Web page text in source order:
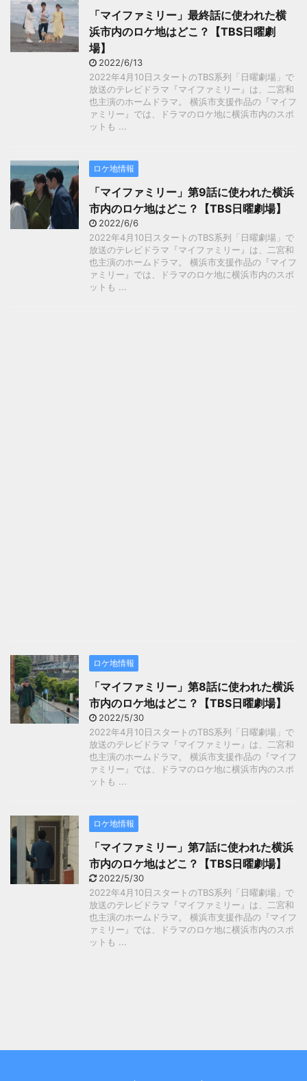
「マイファミリー」最終話に使われた横
浜市内のロケ地はどこ？【TBS日曜劇
場】
2022/6/13
2022年4月10日スタートのTBS系列「日曜劇場」で
放送のテレビドラマ『マイファミリー』は、二宮和
也主演のホームドラマ。 横浜市支援作品の『マイフ
ァミリー』では、ドラマのロケ地に横浜市内のスポ
ットも ...
ロケ地情報
「マイファミリー」第9話に使われた横浜
市内のロケ地はどこ？【TBS日曜劇場】
2022/6/6
2022年4月10日スタートのTBS系列「日曜劇場」で
放送のテレビドラマ『マイファミリー』は、二宮和
也主演のホームドラマ。 横浜市支援作品の『マイフ
ァミリー』では、ドラマのロケ地に横浜市内のスポ
ットも ...
ロケ地情報
「マイファミリー」第8話に使われた横浜
市内のロケ地はどこ？【TBS日曜劇場】
2022/5/30
2022年4月10日スタートのTBS系列「日曜劇場」で
放送のテレビドラマ『マイファミリー』は、二宮和
也主演のホームドラマ。 横浜市支援作品の『マイフ
ァミリー』では、ドラマのロケ地に横浜市内のスポ
ットも ...
ロケ地情報
「マイファミリー」第7話に使われた横浜
市内のロケ地はどこ？【TBS日曜劇場】
2022/5/30
2022年4月10日スタートのTBS系列「日曜劇場」で
放送のテレビドラマ『マイファミリー』は、二宮和
也主演のホームドラマ。 横浜市支援作品の『マイフ
ァミリー』では、ドラマのロケ地に横浜市内のスポ
ットも ...